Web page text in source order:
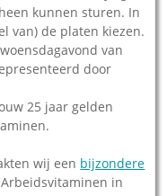
kunnen sturen. In
van) de platen kiezen.
van
door
25 jaar gelden
wij een bijzondere
in